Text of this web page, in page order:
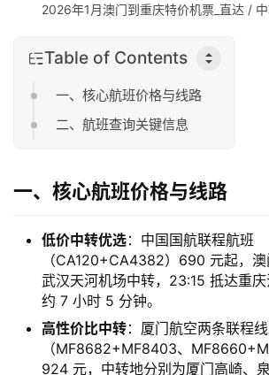
2026年1月澳门到重庆特价机票_直达 /
Table of Contents
一、核心航班价格与线路
二、航班查询关键信息
一、核心航班价格与线路
低价中转优选：中国国航联程航班
（CA120+CA4382）690 元起，
武汉天河机场中转，23:15 抵达重
约 7 小时 5 分钟。
高性价比中转：厦门航空两条联程
（MF8682+MF8403、
924 元，中转地分别为厦门高崎、